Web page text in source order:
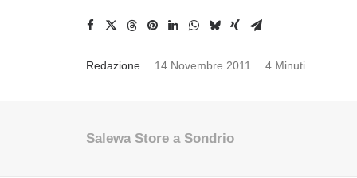
Redazione 14 Novembre 2011 4 Minuti
Salewa Store a Sondrio